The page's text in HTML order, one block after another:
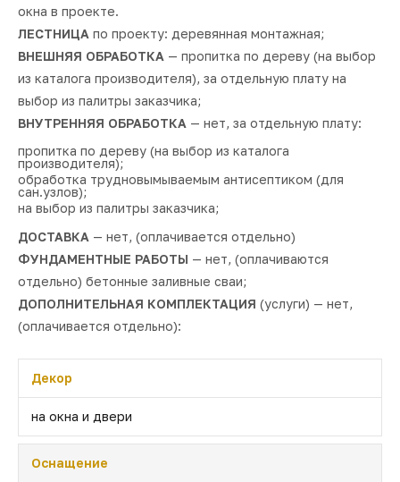
окна в проекте.
ЛЕСТНИЦА по проекту: деревянная монтажная;
ВНЕШНЯЯ ОБРАБОТКА — пропитка по дереву (на выбор
из каталога производителя), за отдельную плату на
выбор из палитры заказчика;
ВНУТРЕННЯЯ ОБРАБОТКА — нет, за отдельную плату:
пропитка по дереву (на выбор из каталога
производителя);
обработка трудновымываемым антисептиком (для
сан.узлов);
на выбор из палитры заказчика;
ДОСТАВКА — нет, (оплачивается отдельно)
ФУНДАМЕНТНЫЕ РАБОТЫ — нет, (оплачиваются
отдельно) бетонные заливные сваи;
ДОПОЛНИТЕЛЬНАЯ КОМПЛЕКТАЦИЯ (услуги) — нет,
(оплачивается отдельно):
Декор
на окна и двери
Оснащение